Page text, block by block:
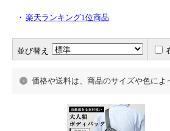
・ 楽天ランキング1位商品
並び替え
価格や送料は、商品のサイズや色によ